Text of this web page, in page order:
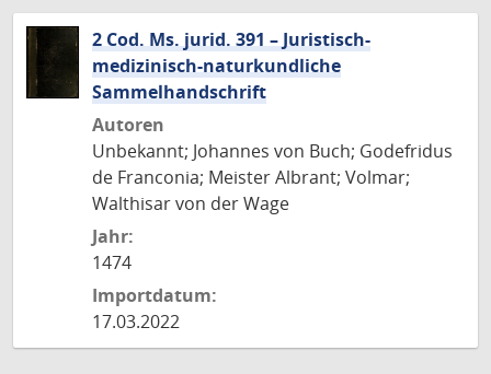
2 Cod. Ms. jurid. 391 – Juristisch-
medizinisch-naturkundliche
Sammelhandschrift
Autoren
Unbekannt; Johannes von Buch; Godefridus
de Franconia; Meister Albrant; Volmar;
Walthisar von der Wage
Jahr:
1474
Importdatum:
17.03.2022